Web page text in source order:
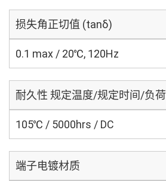
损失角正切值 (tanδ)
0.1 max / 20℃, 120Hz
耐久性 规定温度/规定时间/负荷
105℃ / 5000hrs / DC
端子电镀材质